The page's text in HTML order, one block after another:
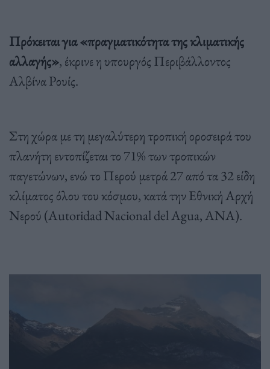
Πρόκειται για «πραγματικότητα της κλιματικής
αλλαγής», έκρινε η υπουργός Περιβάλλοντος
Αλβίνα Ρουίς.
Στη χώρα με τη μεγαλύτερη τροπική οροσειρά του
πλανήτη εντοπίζεται το 71% των τροπικών
παγετώνων, ενώ το Περού μετρά 27 από τα 32 είδη
κλίματος όλου του κόσμου, κατά την Εθνική Αρχή
Νερού (Autoridad Nacional del Agua, ANA).